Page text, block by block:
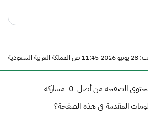
السعودية
محتوى الصفحة من أصل 0 مشاركة
المقدمة في هذه الصفحة؟